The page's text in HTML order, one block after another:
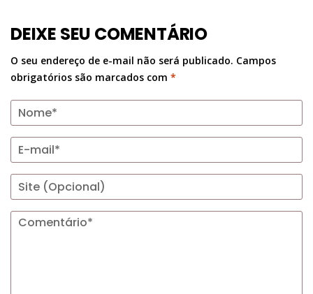
DEIXE SEU COMENTÁRIO
O seu endereço de e-mail não será publicado. Campos
obrigatórios são marcados com *